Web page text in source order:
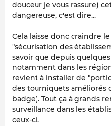
douceur je vous rassure)
dangereuse, c'est dire...
Cela laisse donc craindre
"sécurisation des
savoir que depuis
notamment dans les
revient à installer de
des tourniquets améliorés
badge). Tout ça à grands
surveillance dans les
ceux-ci.